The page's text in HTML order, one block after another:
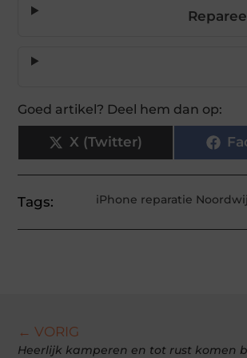
Goed artikel? Deel hem dan op:
X (Twitter)
Tags: iPhone reparatie
← VORIG
Heerlijk kamperen en tot rust komen